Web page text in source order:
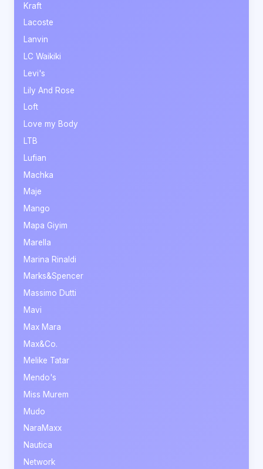
Kraft
Lacoste
Lanvin
LC Waikiki
Levi's
Lily And Rose
Loft
Love my Body
LTB
Lufian
Machka
Maje
Mango
Mapa Giyim
Marella
Marina Rinaldi
Marks&Spencer
Massimo Dutti
Mavi
Max Mara
Max&Co.
Melike Tatar
Mendo's
Miss Murem
Mudo
NaraMaxx
Nautica
Network